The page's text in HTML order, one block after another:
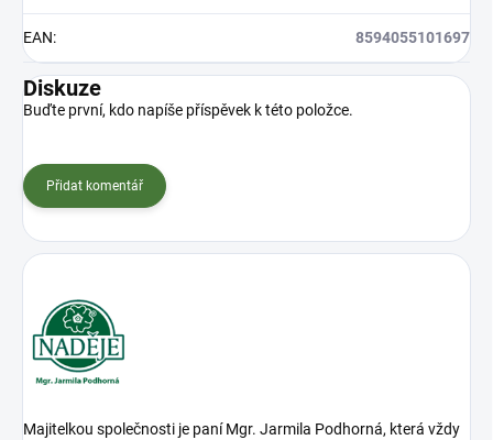
EAN: 8594055101697
Diskuze
Buďte první, kdo napíše příspěvek k této položce.
Přidat komentář
Majitelkou společnosti je paní Mgr. Jarmila Podhorná, která vždy